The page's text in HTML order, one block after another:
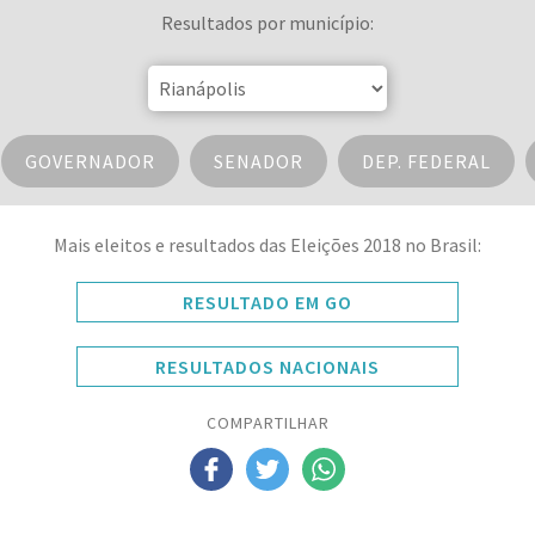
Resultados por município:
GOVERNADOR SENADOR DEP. FEDERAL
Mais eleitos e resultados das Eleições 2018 no Brasil:
RESULTADO EM GO
RESULTADOS NACIONAIS
COMPARTILHAR